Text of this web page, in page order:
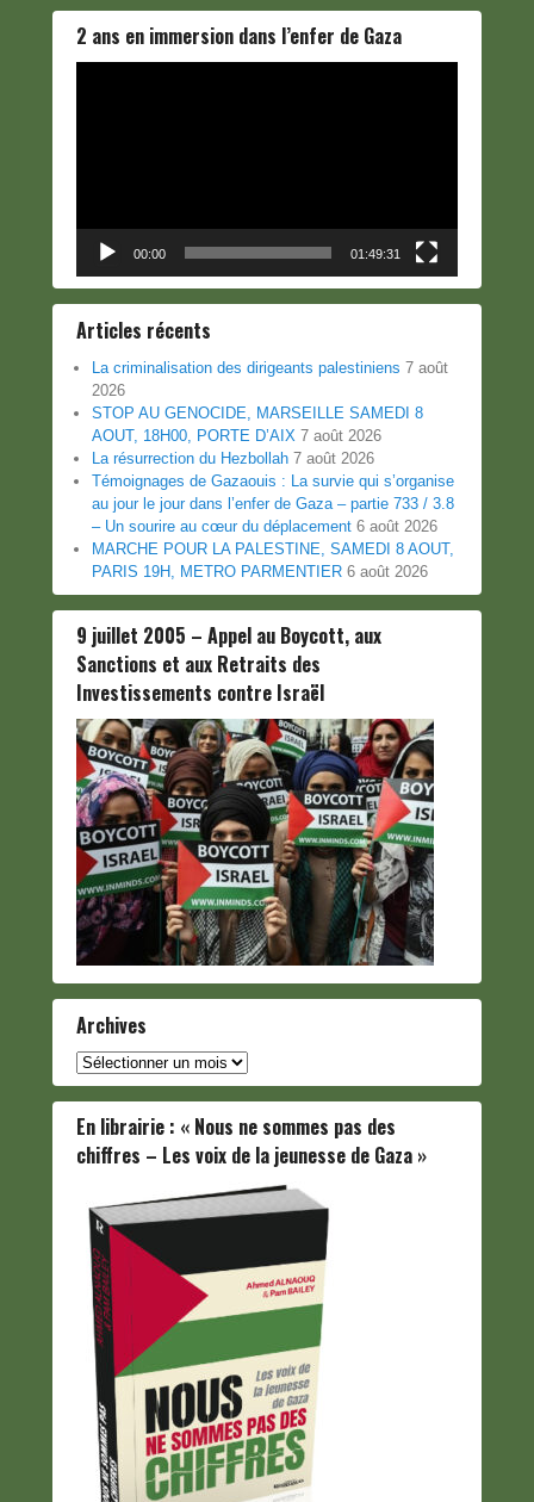
2 ans en immersion dans l’enfer de Gaza
00:00 01:49:31
Articles récents
La criminalisation des dirigeants palestiniens 7 août
2026
STOP AU GENOCIDE, MARSEILLE SAMEDI 8
AOUT, 18H00, PORTE D’AIX 7 août 2026
La résurrection du Hezbollah 7 août 2026
Témoignages de Gazaouis : La survie qui s’organise
au jour le jour dans l’enfer de Gaza – partie 733 / 3.8
– Un sourire au cœur du déplacement 6 août 2026
MARCHE POUR LA PALESTINE, SAMEDI 8 AOUT,
PARIS 19H, METRO PARMENTIER 6 août 2026
9 juillet 2005 – Appel au Boycott, aux
Sanctions et aux Retraits des
Investissements contre Israël
Archives
Archives
En librairie : « Nous ne sommes pas des
chiffres – Les voix de la jeunesse de Gaza »